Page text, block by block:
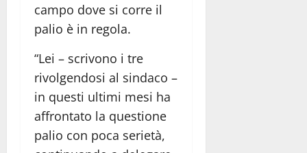
campo dove si corre il
palio è in regola.
“Lei – scrivono i tre
rivolgendosi al sindaco –
in questi ultimi mesi ha
affrontato la questione
palio con poca serietà,